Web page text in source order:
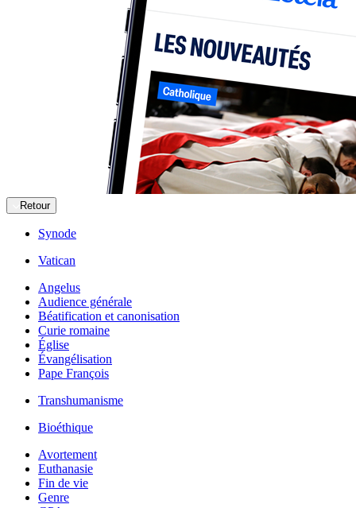
Retour
Synode
Vatican
Angelus
Audience générale
Béatification et canonisation
Curie romaine
Église
Évangélisation
Pape François
Transhumanisme
Bioéthique
Avortement
Euthanasie
Fin de vie
Genre